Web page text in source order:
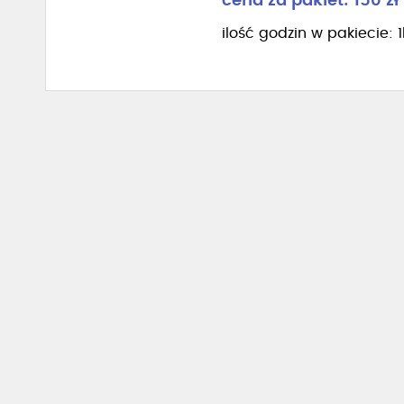
ilość godzin w pakiecie: